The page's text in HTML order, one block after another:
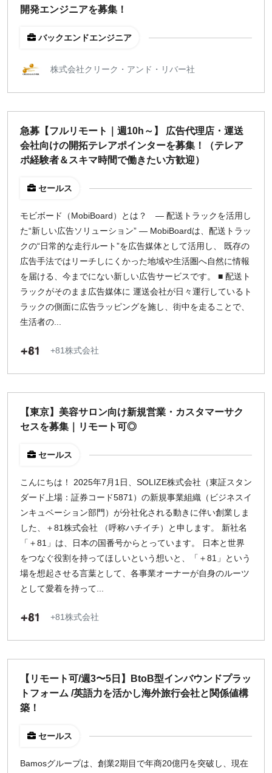
開発エンジニアを募集！
バックエンドエンジニア
株式会社クリーク・アンド・リバー社
急募【フルリモート｜週10h～】 広告代理店・運送
会社向けの開拓テレアポインターを募集！（テレア
ポ経験者＆スキマ時間で働きたい方歓迎）
セールス
モビボード（MobiBoard）とは？ ― 配送トラックを活用し
た“新しい広告ソリューション” ― MobiBoardは、配送トラッ
クの“日常的な走行ルート”を広告媒体として活用し、 既存の
広告手法ではリーチしにくかった地域や生活圏へ自然に情報
を届ける、今までにない新しい広告サービスです。 ■ 配送ト
ラックがそのまま広告媒体に 運送会社が日々運行しているト
ラックの側面に広告ラッピングを施し、街中を走ることで、
生活者の...
+81株式会社
【東京】美容サロン向け新規営業・カスタマーサク
セスを募集｜リモート可◎
セールス
こんにちは！ 2025年7月1日、SOLIZE株式会社（東証スタン
ダード上場：証券コード5871）の新規事業組織（ビジネスイ
ンキュベーション部門）が分社化される動きに伴い創業しま
した、＋81株式会社 （呼称ハチイチ）と申します。 新社名
「＋81」は、日本の国番号からとっています。 日本と世界
をつなぐ役割を持ってほしいという想いと、「＋81」という
場を想起させる言葉として、各事業オーナーが自身のルーツ
として愛着を持って...
+81株式会社
【リモート可/週3〜5日】BtoB型インバウンドプラッ
トフォーム /英語力を活かし海外旅行会社と関係値構
築！
セールス
Bamosグループは、創業2期目で年商20億円を突破し、現在